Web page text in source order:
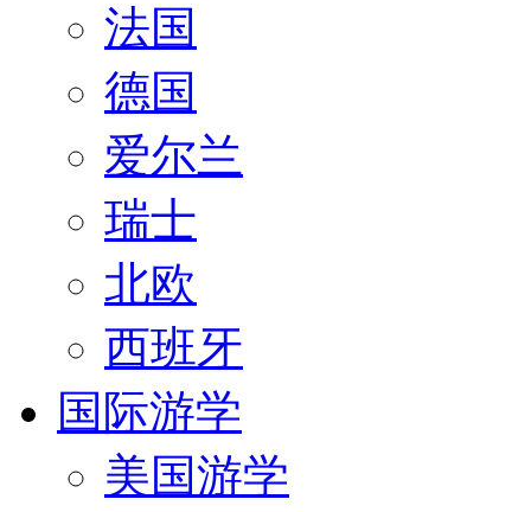
法国
德国
爱尔兰
瑞士
北欧
西班牙
国际游学
美国游学